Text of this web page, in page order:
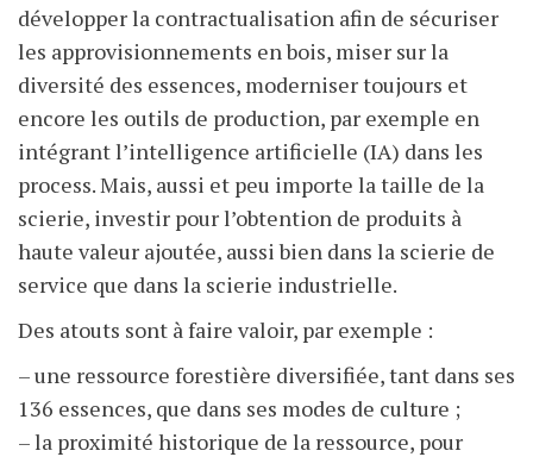
développer la contractualisation afin de sécuriser
les approvisionnements en bois, miser sur la
diversité des essences, moderniser toujours et
encore les outils de production, par exemple en
intégrant l’intelligence artificielle (IA) dans les
process. Mais, aussi et peu importe la taille de la
scierie, investir pour l’obtention de produits à
haute valeur ajoutée, aussi bien dans la scierie de
service que dans la scierie industrielle.
Des atouts sont à faire valoir, par exemple :
– une ressource forestière diversifiée, tant dans ses
136 essences, que dans ses modes de culture ;
– la proximité historique de la ressource, pour